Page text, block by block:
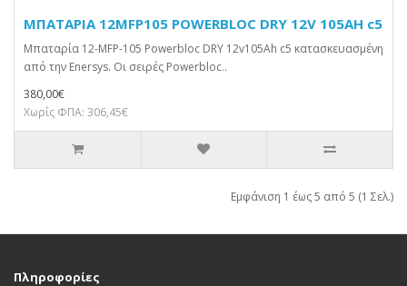
ΜΠΑΤΑΡΙΑ 12MFP105 POWERBLOC DRY 12V 105AH c5
Μπαταρία 12-MFP-105 Powerbloc DRY 12v105Ah c5 κατασκευασμένη
από την Enersys. Οι σειρές Powerbloc..
380,00€
Χωρίς ΦΠΑ: 306,45€
Εμφάνιση 1 έως 5 από 5 (1 Σελ.)
Πληροφορίες